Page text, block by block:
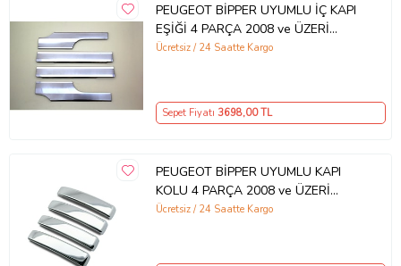
PEUGEOT BİPPER UYUMLU İÇ KAPI
EŞİĞİ 4 PARÇA 2008 ve ÜZERİ
PASLANMAZ KROM
Ücretsiz / 24 Saatte Kargo
Sepet Fiyatı 3698,00 TL
PEUGEOT BİPPER UYUMLU KAPI
KOLU 4 PARÇA 2008 ve ÜZERİ
PASLANMAZ KROM
Ücretsiz / 24 Saatte Kargo